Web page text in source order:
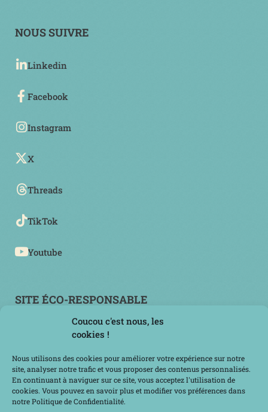
Coucou c'est nous, les
cookies !
Nous utilisons des cookies pour améliorer votre expérience sur notre
site, analyser notre trafic et vous proposer des contenus personnalisés.
En continuant à naviguer sur ce site, vous acceptez l'utilisation de
cookies. Vous pouvez en savoir plus et modifier vos préférences dans
notre Politique de Confidentialité.
NOUS SUIVRE
Linkedin
Facebook
Instagram
X
Threads
TikTok
Youtube
SITE ÉCO-RESPONSABLE